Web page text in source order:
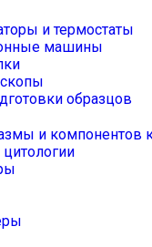
и термостаты
машины
образцов
и компонентов